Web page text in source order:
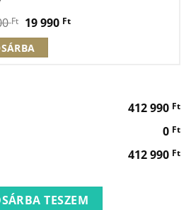
Ft Original
price
was:
19 990 FtCurrent
412 990 Ft
0 Ft
412 990 Ft
kád 170x78 mennyiség
TESZEM